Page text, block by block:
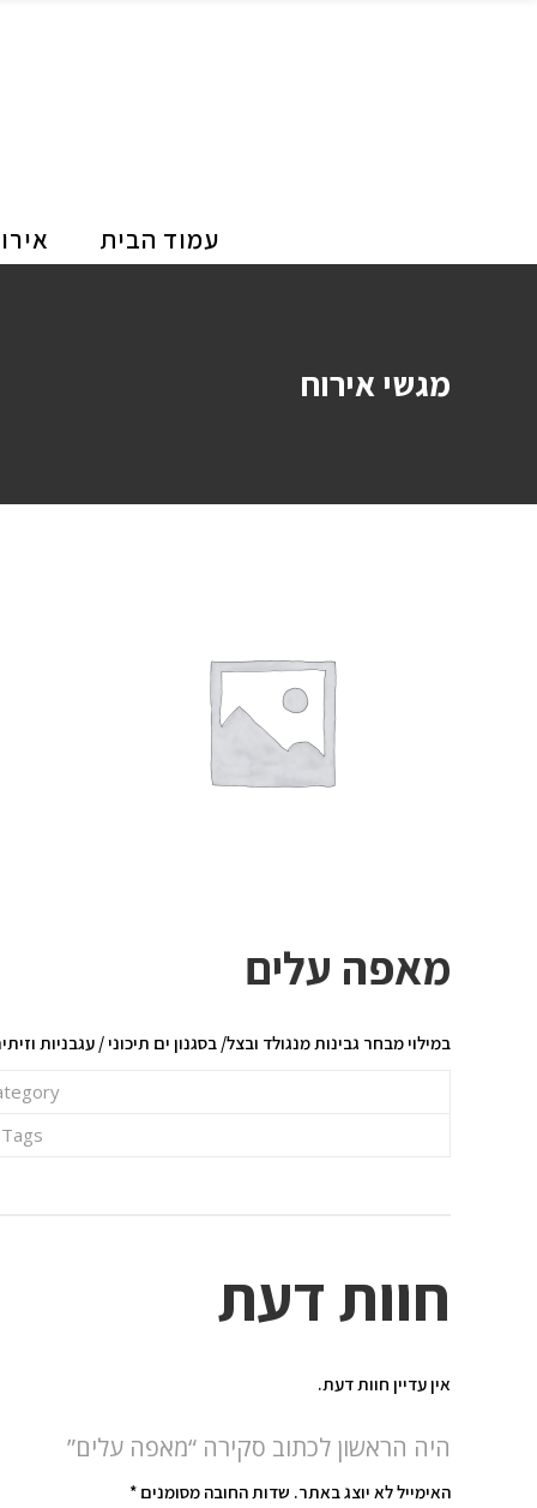
עמוד הבית
מגשי אירוח
מאפה עלים
במילוי מבחר גבינות מנגולד ובצל/ בסגנון ים תיכוני / עגבניות וזיתים.
Tags
חוות דעת
אין עדיין חוות דעת.
היה הראשון לכתוב סקירה “מאפה עלים”
האימייל לא יוצג באתר. שדות החובה מסומנים *